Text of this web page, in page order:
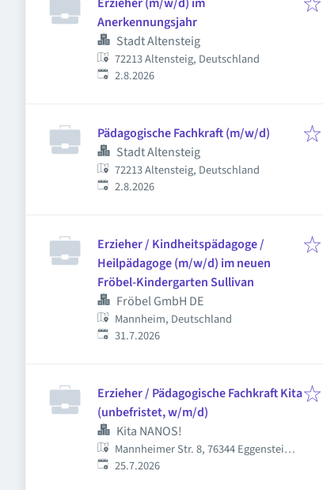
Anerkennungsjahr
Stadt Altensteig
72213 Altensteig, Deutschland
Veröffentlicht
2.8.2026
Pädagogische Fachkraft (m/w/d)
Stadt Altensteig
72213 Altensteig, Deutschland
Veröffentlicht
2.8.2026
Erzieher / Kindheitspädagoge /
Heilpädagoge (m/w/d) im neuen
Fröbel-Kindergarten Sullivan
Fröbel GmbH DE
Mannheim, Deutschland
Veröffentlicht
31.7.2026
Erzieher / Pädagogische Fachkraft Kita
(unbefristet, w/m/d)
Kita NANOS!
Mannheimer Str. 8, 76344 Eggenstein-
Leopoldshafen, Deutschland
Veröffentlicht
25.7.2026